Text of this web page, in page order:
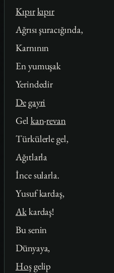
Kıpırkıpır
Ağrısı şuracığında,
Karnının
En yumuşak
Yerindedir
Degayri
Gel kan-revan
Türkülerle gel,
Ağıtlarla
İnce sularla.
Yusuf kardaş,
Akkardaş!
Bu senin
Dünyaya,
Hoşgelip